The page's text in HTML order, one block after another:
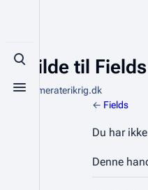
Toggle search
Toggle menu
Se kilde til Fields
Fra Kammeraterikrig.dk
← Fields
Du har
Denne